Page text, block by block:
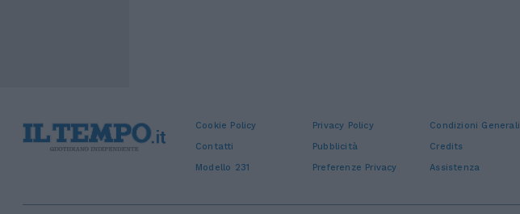
Cookie Policy Privacy Policy
Condizioni Generali
Contatti
Pubblicità
Credits
Modello 231
Preferenze Privacy Assistenza